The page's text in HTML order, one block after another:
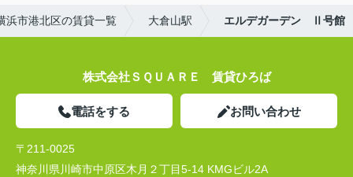
浜市港北区の賃貸一覧 大倉山駅 エルデガーデン Ⅱ号館
株式会社ＳＱＵＡＲＥ 賃貸ひろば
電話をする お問い合わせ
〒211-0025
神奈川県川崎市中原区木月２丁目5-14 KMGビル2A